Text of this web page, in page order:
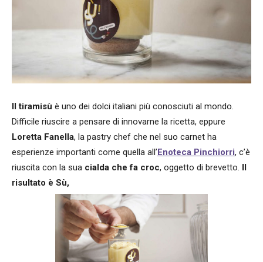
Il tiramisù è uno dei dolci italiani più conosciuti al mondo.
Difficile riuscire a pensare di innovarne la ricetta, eppure
Loretta Fanella, la pastry chef che nel suo carnet ha
esperienze importanti come quella all’Enoteca Pinchiorri, c’è
riuscita con la sua cialda che fa croc, oggetto di brevetto. Il
risultato è Sù,